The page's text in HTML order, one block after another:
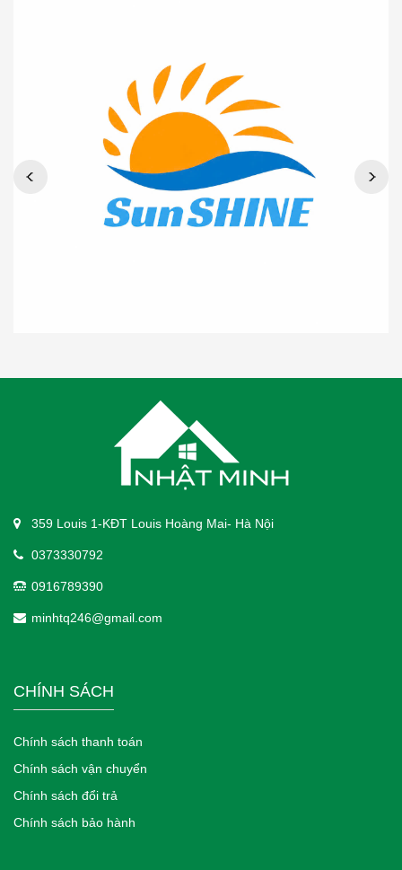
359 Louis 1-KĐT Louis Hoàng Mai- Hà Nội
0373330792
0916789390
minhtq246@gmail.com
CHÍNH SÁCH
Chính sách thanh toán
Chính sách vận chuyển
Chính sách đổi trả
Chính sách bảo hành